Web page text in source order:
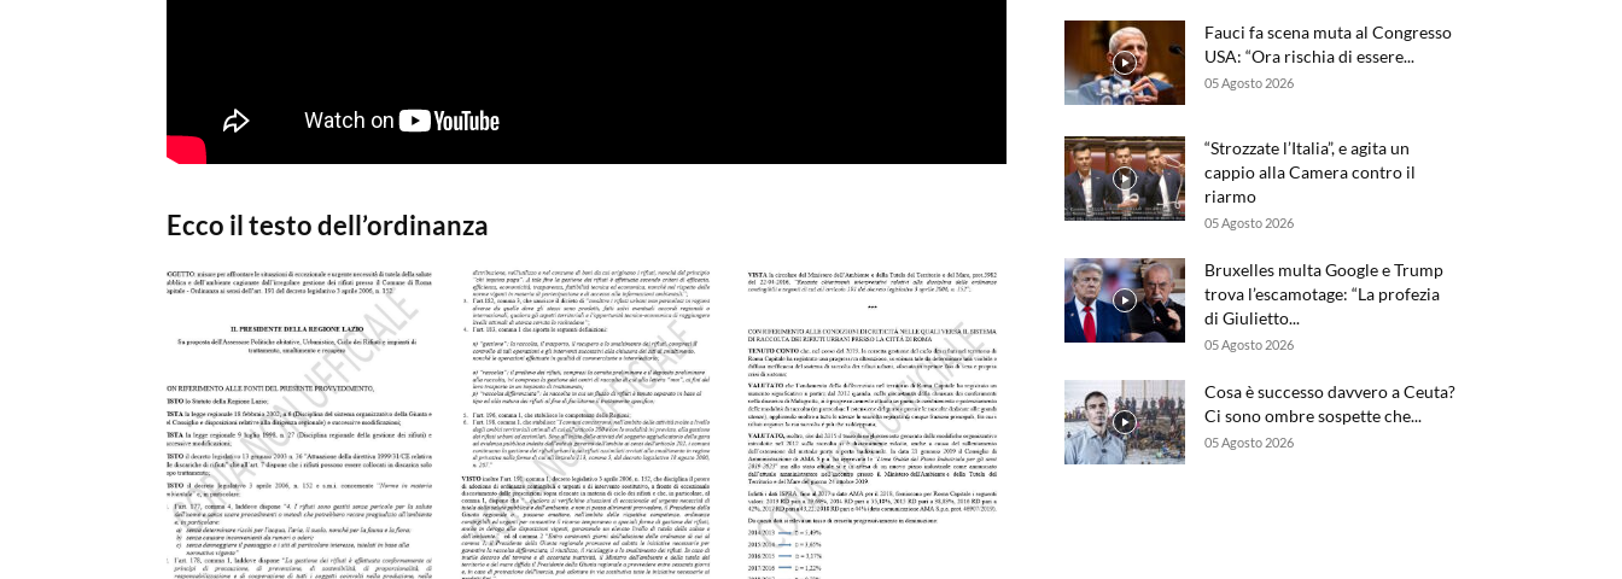
Ecco il testo dell’ordinanza
Fauci fa scena muta al Congresso
USA: “Ora rischia di essere...
05 Agosto 2026
“Strozzate l’Italia”, e agita un
cappio alla Camera contro il
riarmo
05 Agosto 2026
Bruxelles multa Google e Trump
trova l’escamotage: “La profezia
di Giulietto...
05 Agosto 2026
Cosa è successo davvero a Ceuta?
Ci sono ombre sospette che...
05 Agosto 2026